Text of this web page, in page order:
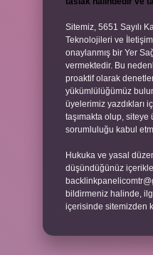
Sitemiz, 5651 Sayılı
Teknolojileri ve
onaylanmış bir Yer
vermektedir. Bu
proaktif olarak
yükümlülüğümüz
üyelerimiz yazdıkları
taşımakta olup, siteye
sorumluluğu kabul
Hukuka ve yasal
düşündüğünüz
bildirmeniz halinde,
içerisinde sitemizden